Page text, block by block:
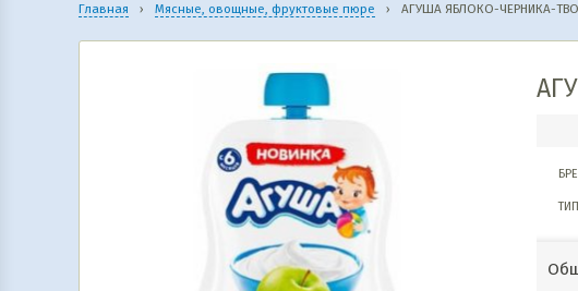
Главная › Мясные, овощные, фруктовые пюре › АГУША ЯБЛОКО-ЧЕРНИКА-